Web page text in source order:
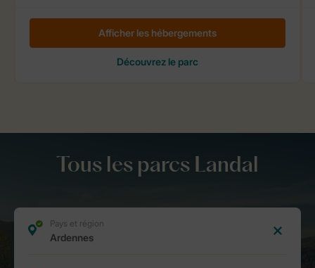
Tous les parcs Landal